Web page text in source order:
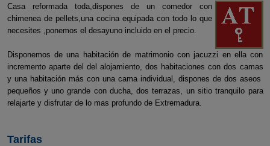
Casa reformada toda,dispones de un comedor con
chimenea de pellets,una cocina equipada con todo lo que
necesites ,ponemos el desayuno incluido en el precio.
Disponemos de una habitación de matrimonio con jacuzzi en ella con
incremento aparte del del alojamiento, dos habitaciones con dos camas
y una habitación más con una cama individual, dispones de dos aseos
pequeños y uno grande con ducha, dos terrazas, un sitio tranquilo para
relajarte y disfrutar de lo mas profundo de Extremadura.
Tarifas